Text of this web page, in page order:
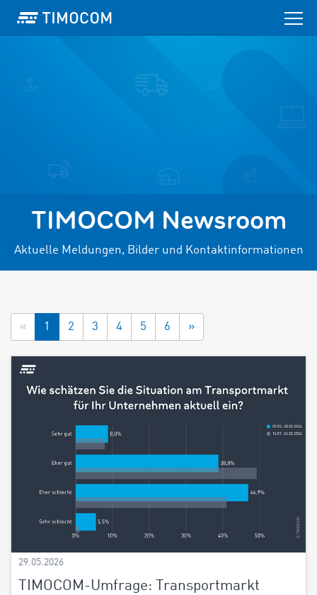
TIMOCOM Newsroom
Aktuelle Meldungen, Bilder und Kontaktinformationen
« 1 2 3 4 5 6 »
29.05.2026
TIMOCOM-Umfrage: Transportmarkt